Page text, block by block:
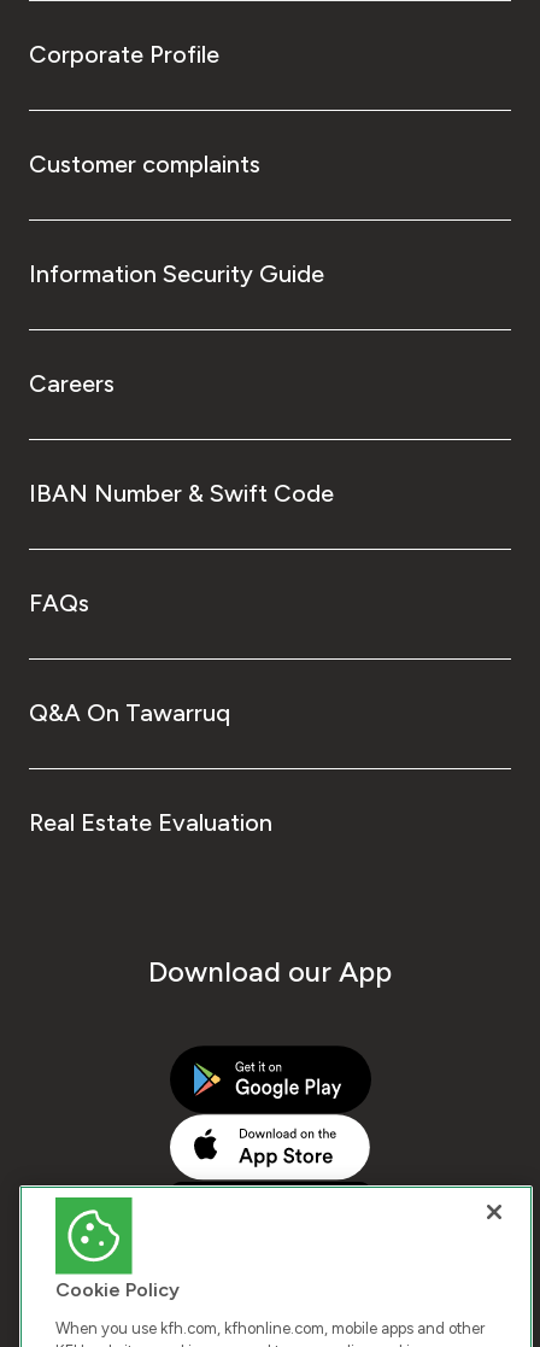
Corporate Profile
Customer complaints
Information Security Guide
Careers
IBAN Number & Swift Code
FAQs
Q&A On Tawarruq
Real Estate Evaluation
Download our App
Cookie Policy
When you use kfh.com, kfhonline.com, mobile apps and other